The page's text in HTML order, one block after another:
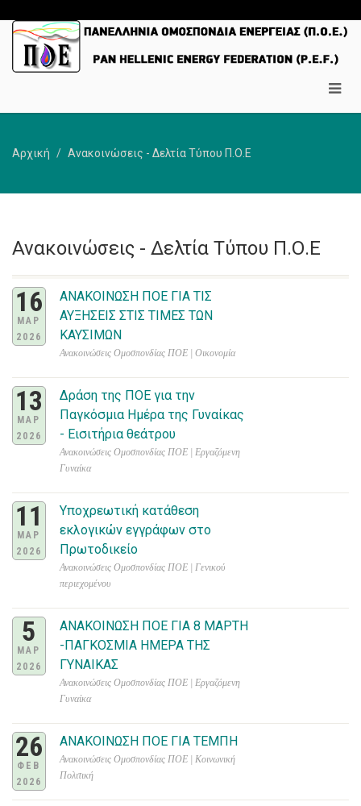
Αρχική Ανακοινώσεις - Δελτία Τύπου Π.Ο.Ε
Ανακοινώσεις - Δελτία Τύπου Π.Ο.Ε
16
ΜΑΡ
2026
ΑΝΑΚΟΙΝΩΣΗ ΠΟΕ ΓΙΑ ΤΙΣ
ΑΥΞΗΣΕΙΣ ΣΤΙΣ ΤΙΜΕΣ ΤΩΝ
ΚΑΥΣΙΜΩΝ
Ανακοινώσεις Ομοσπονδίας ΠΟΕ | Οικονομία
13
ΜΑΡ
2026
Δράση της ΠΟΕ για την
Παγκόσμια Ημέρα της Γυναίκας
- Εισιτήρια θεάτρου
Ανακοινώσεις Ομοσπονδίας ΠΟΕ | Εργαζόμενη
Γυναίκα
11
ΜΑΡ
2026
Υποχρεωτική κατάθεση
εκλογικών εγγράφων στο
Πρωτοδικείο
Ανακοινώσεις Ομοσπονδίας ΠΟΕ | Γενικού
περιεχομένου
5
ΜΑΡ
2026
ΑΝΑΚΟΙΝΩΣΗ ΠΟΕ ΓΙΑ 8 ΜΑΡΤΗ
-ΠΑΓΚΟΣΜΙΑ ΗΜΕΡΑ ΤΗΣ
ΓΥΝΑΙΚΑΣ
Ανακοινώσεις Ομοσπονδίας ΠΟΕ | Εργαζόμενη
Γυναίκα
26
ΦΕΒ
2026
ΑΝΑΚΟΙΝΩΣΗ ΠΟΕ ΓΙΑ ΤΕΜΠΗ
Ανακοινώσεις Ομοσπονδίας ΠΟΕ | Κοινωνική
Πολιτική